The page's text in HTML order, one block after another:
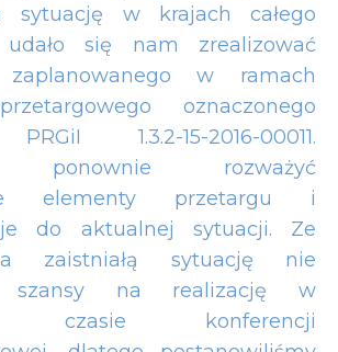
sytuację w krajach całego
się nam zrealizować
zaplanowanego w ramach
oznaczonego
1.3.2-15-2016-00011.
ponownie rozważyć
elementy przetargu i
je do aktualnej sytuacji. Ze
zaistniałą sytuację nie
szansy na realizację w
czasie konferencji